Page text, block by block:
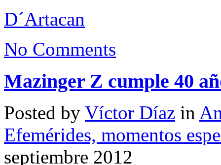
D´Artacan
No Comments
Mazinger Z cumple 40
Posted by Víctor Díaz in
Efemérides, momentos
septiembre 2012